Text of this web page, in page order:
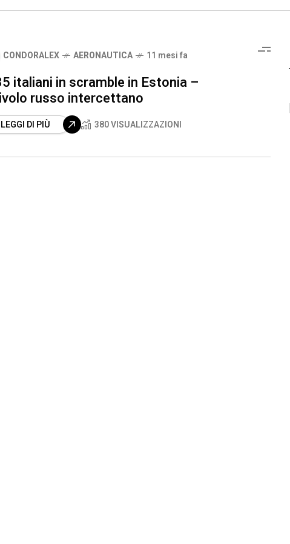
CONDORALEX AERONAUTICA 11 mesi fa
italiani in scramble in Estonia –
russo intercettano
LEGGI DI PIÙ 380 VISUALIZZAZIONI